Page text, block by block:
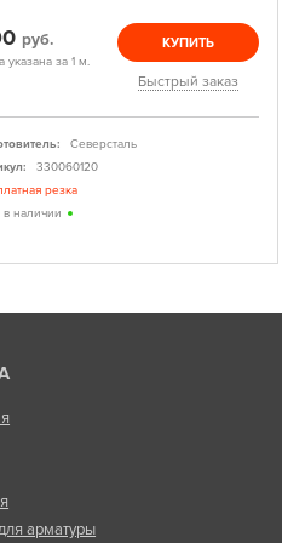
руб.
указана за 1 м.
КУПИТЬ
Быстрый заказ
Северсталь
330060120
резка
в наличии
арматуры